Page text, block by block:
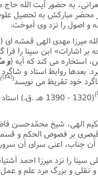
محضر مبارکش به تحصیل
و اصول را نزد وى آموخت.
اشارات» ابن سینا را
استخاره مى کند که آیه (و
بعدها روابط استاد و
خود تقریظ مى نویسد(
[14]
)
)
(1320 - 1390
بر فصوص الحکم و
جناب، اعنى سراى آن سرور
و نقلى و بزرگ مرد علم و